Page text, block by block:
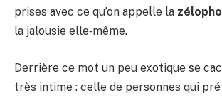
prises avec ce qu’on appelle la
la jalousie elle‑même.
Derrière ce mot un peu exotique se
très intime : celle de personnes qui